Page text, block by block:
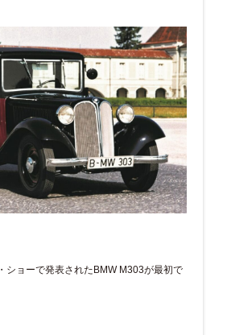
ショーで発表されたBMW M303が最初で